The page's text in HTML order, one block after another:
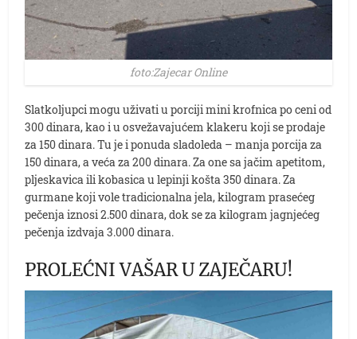
foto:Zajecar Online
Slatkoljupci mogu uživati u porciji mini krofnica po ceni od
300 dinara, kao i u osvežavajućem klakeru koji se prodaje
za 150 dinara. Tu je i ponuda sladoleda – manja porcija za
150 dinara, a veća za 200 dinara. Za one sa jačim apetitom,
pljeskavica ili kobasica u lepinji košta 350 dinara. Za
gurmane koji vole tradicionalna jela, kilogram prasećeg
pečenja iznosi 2.500 dinara, dok se za kilogram jagnjećeg
pečenja izdvaja 3.000 dinara.
PROLEĆNI VAŠAR U ZAJEČARU!